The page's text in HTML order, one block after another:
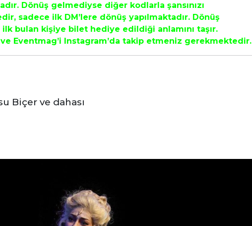
Dönüş gelmediyse diğer kodlarla şansınızı
sadece ilk DM’lere dönüş yapılmaktadır. Dönüş
bulan kişiye bilet hediye edildiği anlamını taşır.
Eventmag’i Instagram’da takip etmeniz gerekmektedir.
Biçer ve dahası